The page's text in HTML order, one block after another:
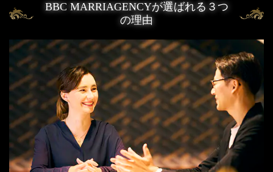
BBC MARRIAGENCYが選ばれる３つ
の理由